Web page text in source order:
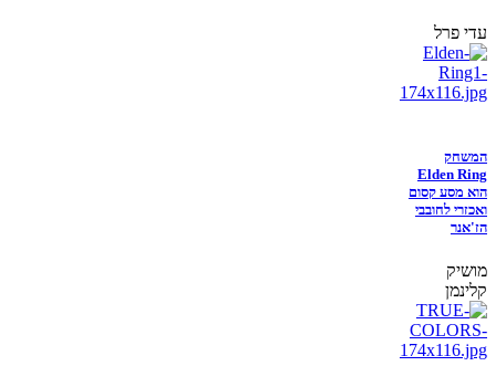
עדי פרל
המשחק
Elden Ring
הוא מסע קסום
ואכזרי לחובבי
הז'אנר
מושיק
קלינמן